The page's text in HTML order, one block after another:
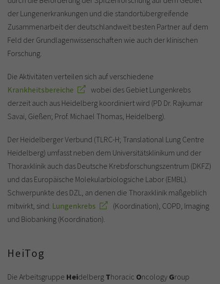
der Lungenerkrankungen und die standortübergreifende
Zusammenarbeit der deutschlandweit besten Partner auf dem
Feld der Grundlagenwissenschaften wie auch der klinischen
Forschung.
Die Aktivitäten verteilen sich auf verschiedene
Krankheitsbereiche
wobei des Gebiet Lungenkrebs
derzeit auch aus Heidelberg koordiniert wird (PD Dr. Rajkumar
Savai, Gießen; Prof. Michael Thomas, Heidelberg).
Der Heidelberger Verbund (TLRC-H; Translational Lung Centre
Heidelberg) umfasst neben dem Universitätsklinikum und der
Thoraxklinik auch das Deutsche Krebsforschungszentrum (DKFZ)
und das Europäische Molekularbiologsiche Labor (EMBL).
Schwerpunkte des DZL, an denen die Thoraxklinik maßgeblich
mitwirkt, sind: Lungenkrebs
(Koordination), COPD, Imaging
und Biobanking (Koordination).
HeiTog
Die Arbeitsgruppe Heidelberg Thoracic Oncology Group